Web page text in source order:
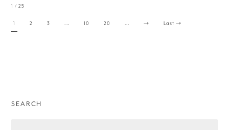
1 / 25
1 2 3 10 20 → Last →
SEARCH